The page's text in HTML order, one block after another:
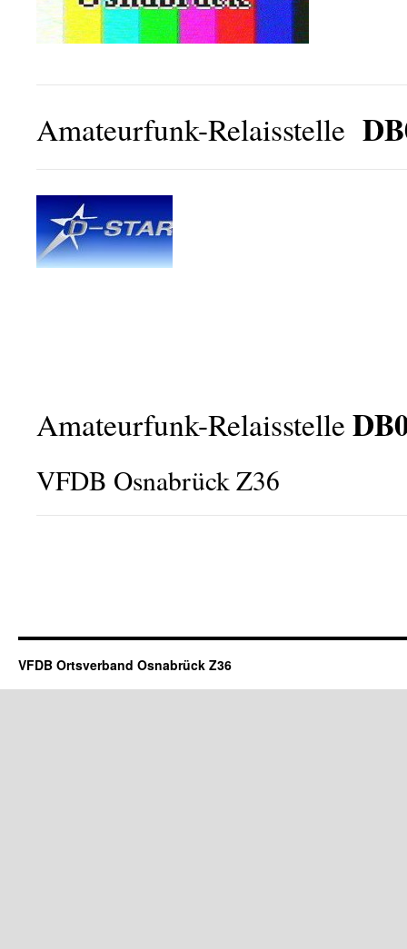
Amateurfunk-Relaisstelle
Amateurfunk-Relaisstelle
VFDB Osnabrück Z36
VFDB Ortsverband Osnabrück Z36